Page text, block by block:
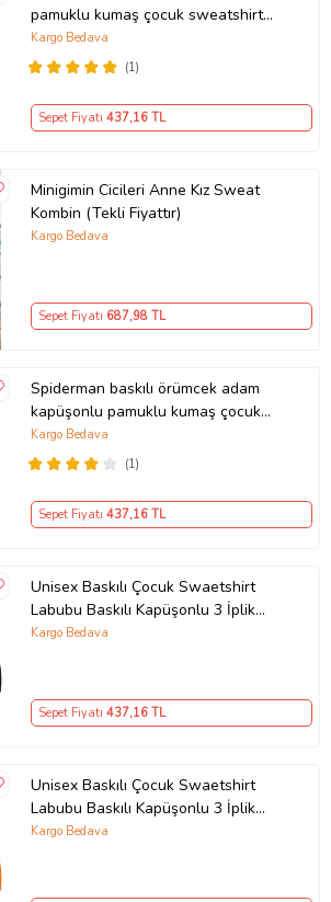
pamuklu kumaş çocuk sweatshirt
(Siyah)
(1)
Kargo Bedava
Sepet Fiyatı 437,16 TL
Minigimin Cicileri Anne Kız Sweat
Kombin (Tekli Fiyattır)
Kargo Bedava
Sepet Fiyatı 687,98 TL
Spiderman baskılı örümcek adam
kapüşonlu pamuklu kumaş çocuk
sweatshirt (Siyah)
(1)
Kargo Bedava
Sepet Fiyatı 437,16 TL
Unisex Baskılı Çocuk Swaetshirt
Labubu Baskılı Kapüşonlu 3 İplik
Şardonlu (Siyah)
Kargo Bedava
Sepet Fiyatı 437,16 TL
Unisex Baskılı Çocuk Swaetshirt
Labubu Baskılı Kapüşonlu 3 İplik
Şardonlu (Turuncu)
Kargo Bedava